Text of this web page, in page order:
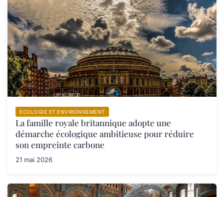
ÉCOLOGIE ET ENVIRONNEMENT
La famille royale britannique adopte une
démarche écologique ambitieuse pour réduire
son empreinte carbone
21 mai 2026